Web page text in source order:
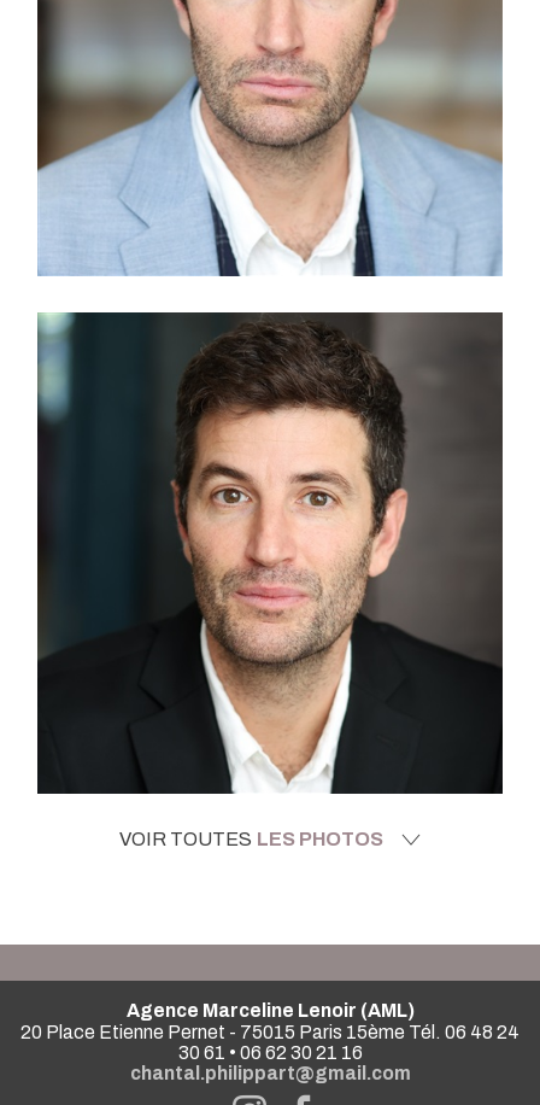
VOIR TOUTES LES PHOTOS
Agence Marceline Lenoir (AML)
20 Place Etienne Pernet - 75015 Paris 15ème Tél. 06 48 24
30 61 • 06 62 30 21 16
chantal.philippart@gmail.com